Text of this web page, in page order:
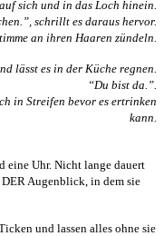
sich und in das Loch hinein.
schrillt es daraus hervor.
an ihren Haaren zündeln.
lässt es in der Küche regnen.
“Du bist da.”.
in Streifen bevor es ertrinken
kann.
eine Uhr. Nicht lange dauert
Augenblick, in dem sie
und lassen alles ohne sie